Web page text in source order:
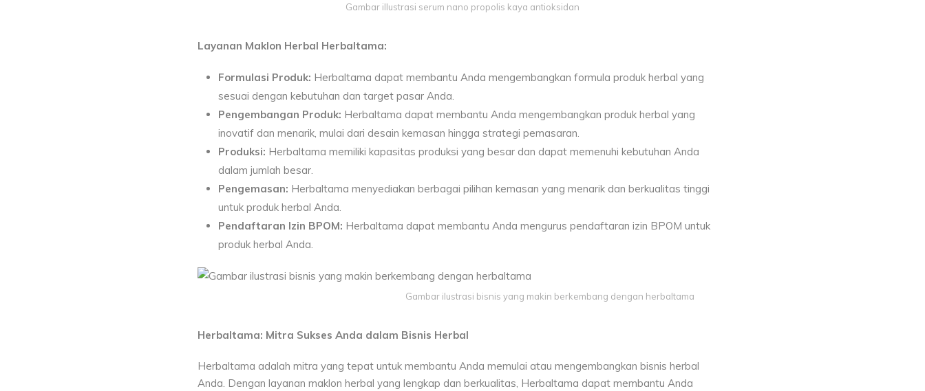
Gambar illustrasi serum nano propolis kaya antioksidan
Layanan Maklon Herbal Herbaltama:
Formulasi Produk: Herbaltama dapat membantu Anda mengembangkan formula produk herbal yang
sesuai dengan kebutuhan dan target pasar Anda.
Pengembangan Produk: Herbaltama dapat membantu Anda mengembangkan produk herbal yang
inovatif dan menarik, mulai dari desain kemasan hingga strategi pemasaran.
Produksi: Herbaltama memiliki kapasitas produksi yang besar dan dapat memenuhi kebutuhan Anda
dalam jumlah besar.
Pengemasan: Herbaltama menyediakan berbagai pilihan kemasan yang menarik dan berkualitas tinggi
untuk produk herbal Anda.
Pendaftaran Izin BPOM: Herbaltama dapat membantu Anda mengurus pendaftaran izin BPOM untuk
produk herbal Anda.
Gambar ilustrasi bisnis yang makin berkembang dengan herbaltama
Herbaltama: Mitra Sukses Anda dalam Bisnis Herbal
Herbaltama adalah mitra yang tepat untuk membantu Anda memulai atau mengembangkan bisnis herbal
Anda. Dengan layanan maklon herbal yang lengkap dan berkualitas, Herbaltama dapat membantu Anda